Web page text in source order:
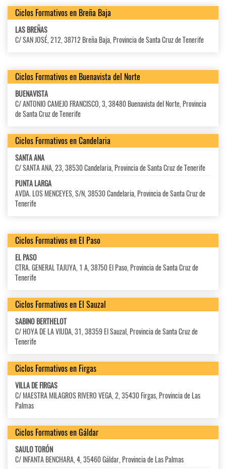
Ciclos Formativos en Breña Baja
LAS BREÑAS
C/ SAN JOSÉ, 212, 38712 Breña Baja, Provincia de Santa Cruz de Tenerife
Ciclos Formativos en Buenavista del Norte
BUENAVISTA
C/ ANTONIO CAMEJO FRANCISCO, 3, 38480 Buenavista del Norte, Provincia
de Santa Cruz de Tenerife
Ciclos Formativos en Candelaria
SANTA ANA
C/ SANTA ANA, 23, 38530 Candelaria, Provincia de Santa Cruz de Tenerife
PUNTA LARGA
AVDA. LOS MENCEYES, S/N, 38530 Candelaria, Provincia de Santa Cruz de
Tenerife
Ciclos Formativos en El Paso
EL PASO
CTRA. GENERAL TAJUYA, 1 A, 38750 El Paso, Provincia de Santa Cruz de
Tenerife
Ciclos Formativos en El Sauzal
SABINO BERTHELOT
C/ HOYA DE LA VIUDA, 31, 38359 El Sauzal, Provincia de Santa Cruz de
Tenerife
Ciclos Formativos en Firgas
VILLA DE FIRGAS
C/ MAESTRA MILAGROS RIVERO VEGA, 2, 35430 Firgas, Provincia de Las
Palmas
Ciclos Formativos en Gáldar
SAULO TORÓN
C/ INFANTA BENCHARA, 4, 35460 Gáldar, Provincia de Las Palmas